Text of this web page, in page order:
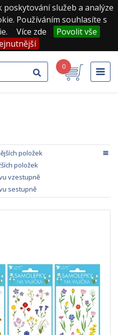
služeb a analýze
Používáním souhlasíte s
Více zde
Povolit vše
0
položek
položek
vzestupně
sestupně